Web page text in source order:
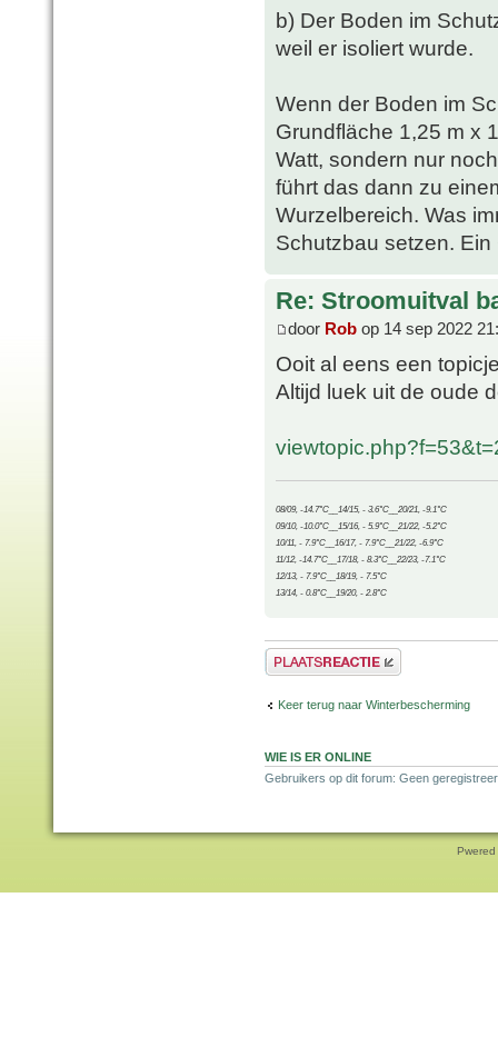
b) Der Boden im
weil er isoliert wurde.
Wenn der Boden im
Grundfläche 1,25 m x
Watt, sondern nur
führt das dann zu
Wurzelbereich. Was
Schutzbau setzen.
Re: Stroomuitval
door Rob op 14 sep 2022
Ooit al eens een
Altijd luek uit de oude
08/09, -14.7°C__14/15, - 3.6°C__20/21, -9.1°C
09/10, -10.0°C__15/16, - 5.9°C__21/22, -5.2°C
10/11, - 7.9°C__16/17, - 7.9°C__21/22, -6.9°C
11/12, -14.7°C__17/18, - 8.3°C__22/23, -7.1°C
12/13, - 7.9°C__18/19, - 7.5°C
13/14, - 0.8°C__19/20, - 2.8°C
Plaats een reactie
Keer terug naar Winterbescherming
WIE IS ER ONLINE
Gebruikers op dit forum: Geen